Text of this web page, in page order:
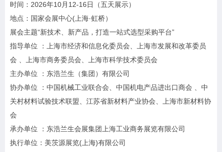
时间：2026年10月12-16日（五天展示）
地点：国家会展中心(上海·虹桥）
展会主题“新技术、新产品，打造一站式选型采购平台”
指导单位 ：上海市经济和信息化委员会、上海市发展和改革委员
会 、上海市商务委员会、上海市科学技术委员会
主办单位 ：东浩兰生（集团）有限公司
协办单位 ：中国机械工业联合会、中国机电产品进出口商会 、中
关村材料试验技术联盟、江苏省新材料产业协会、上海市新材料协
会
承办单位 ：东浩兰生会展集团上海工业商务展览有限公司
执行单位：美茨源展览(上海)有限公司